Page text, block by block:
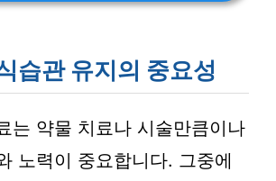
습관 유지의 중요성
는 약물 치료나 시술만큼이나
노력이 중요합니다. 그중에